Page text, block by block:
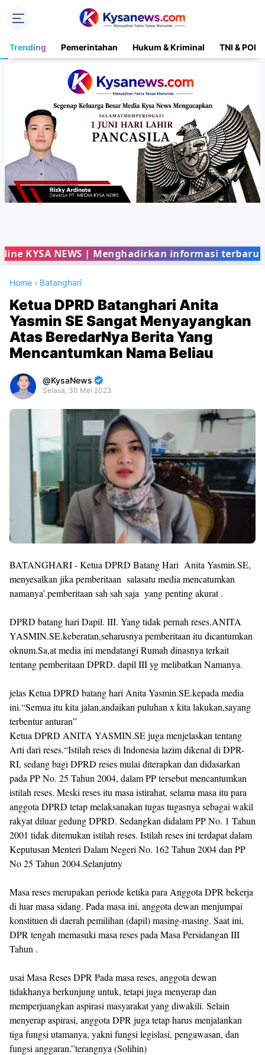
Trending Pemerintahan Hukum & Kriminal TNI &
NEWS | Menghadirkan informasi terbaru dari
Home › Batanghari
Ketua DPRD Batanghari Anita
Yasmin SE Sangat Menyayangkan
Atas BeredarNya Berita Yang
Mencantumkan Nama Beliau
KysaNews
Selasa, 30 Mei 2023
Premium
Raushan
Design
Shroff
Templates
BATANGHARI - Ketua DPRD Batang Hari Anita Yasmin.SE,
menyesalkan jika pemberitaan salasatu media mencatumkan
namanya’.pemberitaan sah sah saja yang penting akurat .
DPRD batang hari Dapil. III. Yang tidak pernah reses.ANITA
YASMIN.SE.keberatan,seharusnya pemberitaan itu dicantumkan
oknum.Sa,at media ini mendatangi Rumah dinasnya terkait
tentang pemberitaan DPRD. dapil III yg melibatkan Namanya.
jelas Ketua DPRD batang hari Anita Yasmin.SE.kepada media
ini.“Semua itu kita jalan,andaikan puluhan x kita lakukan,sayang
terbentur anturan”
Ketua DPRD ANITA YASMIN.SE juga menjelaskan tentang
Arti dari reses.“Istilah reses di Indonesia lazim dikenal di DPR-
RI, sedang bagi DPRD reses mulai diterapkan dan didasarkan
pada PP No. 25 Tahun 2004, dalam PP tersebut mencantumkan
istilah reses. Meski reses itu masa istirahat, selama masa itu para
anggota DPRD tetap melaksanakan tugas tugasnya sebagai wakil
rakyat diluar gedung DPRD. Sedangkan didalam PP No. 1 Tahun
2001 tidak ditemukan istilah reses. Istilah reses ini terdapat dalam
Keputusan Menteri Dalam Negeri No. 162 Tahun 2004 dan PP
No 25 Tahun 2004.Selanjutny
Masa reses merupakan periode ketika para Anggota DPR bekerja
di luar masa sidang. Pada masa ini, anggota dewan menjumpai
konstituen di daerah pemilihan (dapil) masing-masing. Saat ini,
DPR tengah memasuki masa reses pada Masa Persidangan III
Tahun .
usai Masa Reses DPR Pada masa reses, anggota dewan
tidakhanya berkunjung untuk, tetapi juga menyerap dan
memperjuangkan aspirasi masyarakat yang diwakili. Selain
menyerap aspirasi, anggota DPR juga tetap harus menjalankan
tiga fungsi utamanya, yakni fungsi legislasi, pengawasan, dan
fungsi anggaran.”terangnya (Solihin)